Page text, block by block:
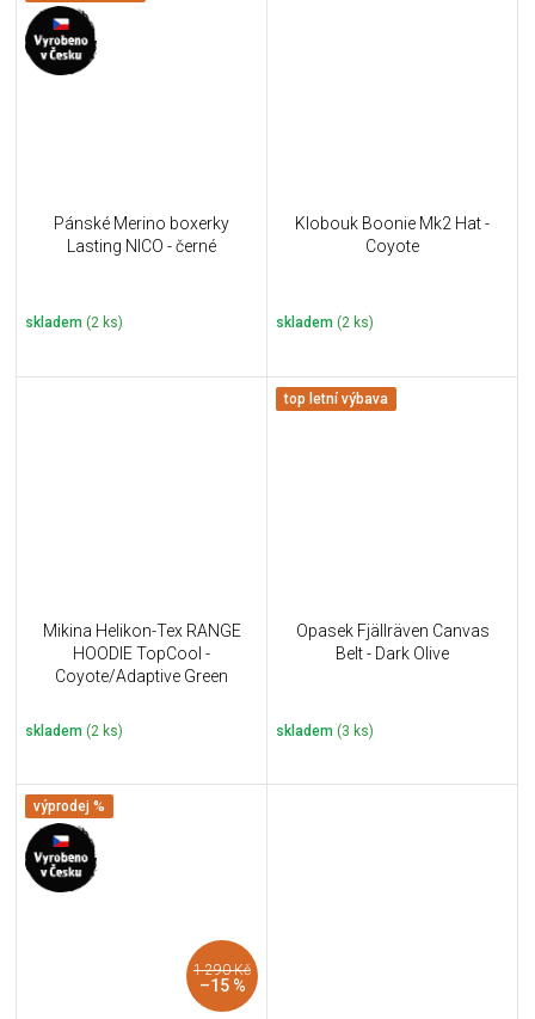
Pánské Merino boxerky
Lasting NICO - černé
skladem (2 ks)
Klobouk Boonie Mk2 Hat -
Coyote
skladem (2 ks)
Mikina Helikon-Tex RANGE
HOODIE TopCool -
Coyote/Adaptive Green
skladem (2 ks)
top letní výbava
Opasek Fjällräven Canvas
Belt - Dark Olive
skladem (3 ks)
výprodej %
1 290 Kč
–15 %